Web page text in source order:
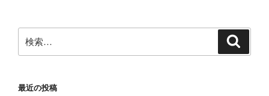
索:
最近の投稿